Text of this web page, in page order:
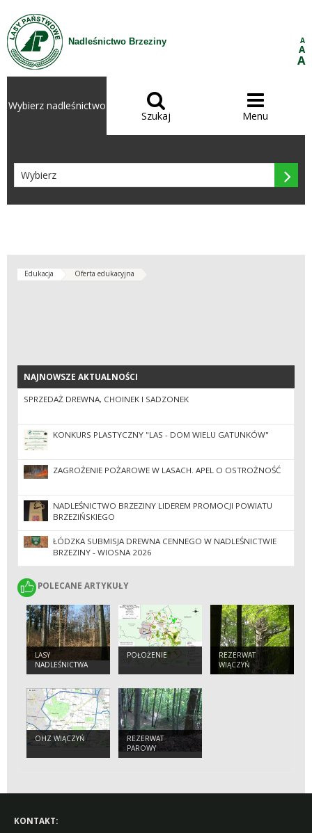
Przejdź do treści
Nadleśnictwo Brzeziny A
A
A
Wybierz nadleśnictwo 
Szukaj

Menu

Edukacja Oferta edukacyjna
NAJNOWSZE AKTUALNOŚCI
NAJNOWSZE AKTUALNOŚCI
SPRZEDAŻ DREWNA, CHOINEK I SADZONEK
KONKURS PLASTYCZNY "LAS - DOM WIELU GATUNKÓW"
ZAGROŻENIE POŻAROWE W LASACH. APEL O OSTROŻNOŚĆ
NADLEŚNICTWO BRZEZINY LIDEREM PROMOCJI POWIATU
BRZEZIŃSKIEGO
ŁÓDZKA SUBMISJA DREWNA CENNEGO W NADLEŚNICTWIE
BRZEZINY - WIOSNA 2026
POLECANE ARTYKUŁY
POLECANE ARTYKUŁY
LASY
NADLEŚNICTWA
POŁOŻENIE
REZERWAT
WIĄCZYŃ
OHZ WIĄCZYŃ
REZERWAT
PAROWY
JANINOWSKIE
KONTAKT: